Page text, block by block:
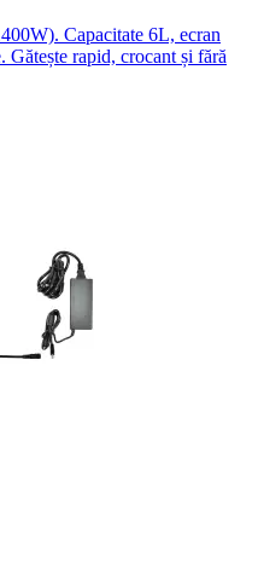
Capacitate 6L, ecran
Gătește rapid, crocant și fără